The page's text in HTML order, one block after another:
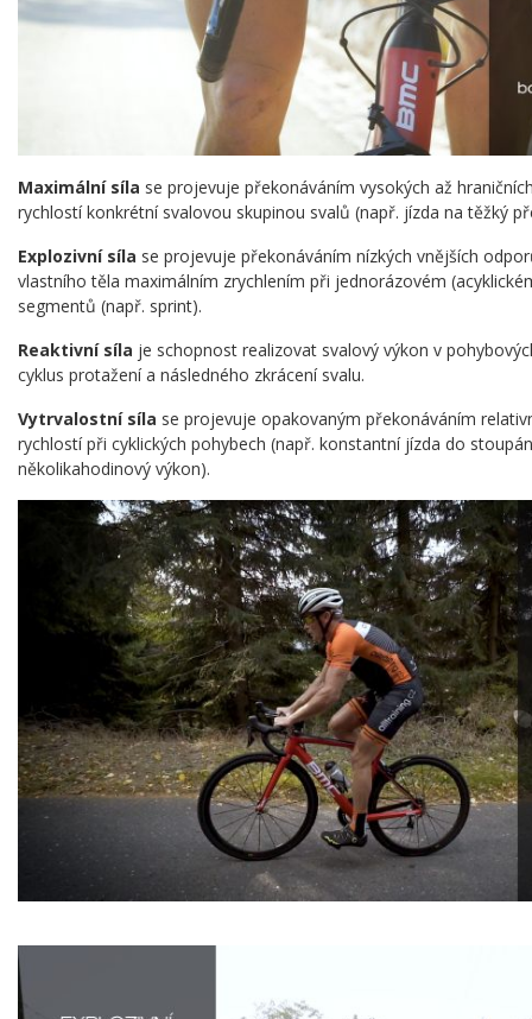
Maximální síla se projevuje překonáváním vysokých až
rychlostí konkrétní svalovou skupinou svalů (např. jízda na těžký
Explozivní síla se projevuje překonáváním nízkých vnějších
vlastního těla maximálním zrychlením při jednorázovém
segmentů (např. sprint).
Reaktivní síla je schopnost realizovat svalový výkon v
cyklus protažení a následného zkrácení svalu.
Vytrvalostní síla se projevuje opakovaným překonáváním
rychlostí při cyklických pohybech (např. konstantní jízda do
několikahodinový výkon).